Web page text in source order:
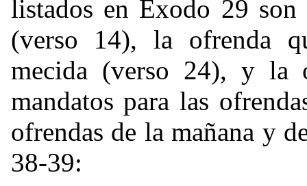
listados en Éxodo 29
(verso 14), la ofrenda
mecida (verso 24), y la
mandatos para las
ofrendas de la mañana y
38-39: